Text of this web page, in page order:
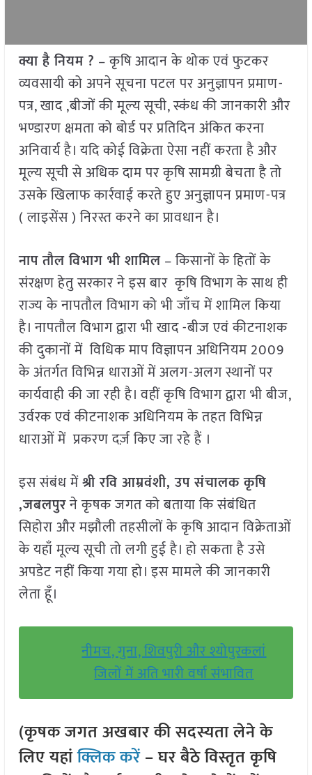
क्या है नियम ? – कृषि आदान के थोक एवं फुटकर
व्यवसायी को अपने सूचना पटल पर अनुज्ञापन प्रमाण-
पत्र, खाद ,बीजों की मूल्य सूची, स्कंध की जानकारी और
भण्डारण क्षमता को बोर्ड पर प्रतिदिन अंकित करना
अनिवार्य है। यदि कोई विक्रेता ऐसा नहीं करता है और
मूल्य सूची से अधिक दाम पर कृषि सामग्री बेचता है तो
उसके खिलाफ कार्रवाई करते हुए अनुज्ञापन प्रमाण-पत्र
( लाइसेंस ) निरस्त करने का प्रावधान है।
नाप तौल विभाग भी शामिल– किसानों के हितों के
संरक्षण हेतु सरकार ने इस बार कृषि विभाग के साथ ही
राज्य के नापतौल विभाग को भी जाँच में शामिल किया
है। नापतौल विभाग द्वारा भी खाद -बीज एवं कीटनाशक
की दुकानों में विधिक माप विज्ञापन अधिनियम 2009
के अंतर्गत विभिन्न धाराओं में अलग-अलग स्थानों पर
कार्यवाही की जा रही है। वहीं कृषि विभाग द्वारा भी बीज,
उर्वरक एवं कीटनाशक अधिनियम के तहत विभिन्न
धाराओं में प्रकरण दर्ज़ किए जा रहे हैं ।
इस संबंध मेंश्री रवि आम्रवंशी, उप संचालक कृषि
,जबलपुरने कृषक जगत को बताया कि संबंधित
सिहोरा और मझौली तहसीलों के कृषि आदान विक्रेताओं
के यहाँ मूल्य सूची तो लगी हुई है। हो सकता है उसे
अपडेट नहीं किया गया हो। इस मामले की जानकारी
लेता हूँ।
नीमच, गुना, शिवपुरी और श्योपुरकलां
जिलों में अति भारी वर्षा संभावित
(कृषक जगत अखबार की सदस्यता लेने के
लिए यहांक्लिक करें– घर बैठे विस्तृत कृषि